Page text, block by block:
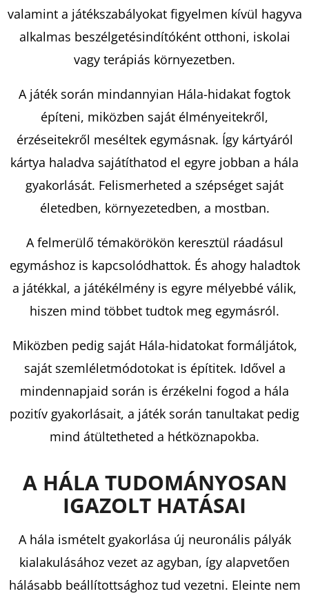
valamint a játékszabályokat figyelmen kívül hagyva
alkalmas beszélgetésindítóként otthoni, iskolai
vagy terápiás környezetben.
A játék során mindannyian Hála-hidakat fogtok
építeni, miközben saját élményeitekről,
érzéseitekről meséltek egymásnak. Így kártyáról
kártya haladva sajátíthatod el egyre jobban a hála
gyakorlását. Felismerheted a szépséget saját
életedben, környezetedben, a mostban.
A felmerülő témakörökön keresztül ráadásul
egymáshoz is kapcsolódhattok. És ahogy haladtok
a játékkal, a játékélmény is egyre mélyebbé válik,
hiszen mind többet tudtok meg egymásról.
Miközben pedig saját Hála-hidatokat formáljátok,
saját szemléletmódotokat is építitek. Idővel a
mindennapjaid során is érzékelni fogod a hála
pozitív gyakorlásait, a játék során tanultakat pedig
mind átültetheted a hétköznapokba.
A HÁLA TUDOMÁNYOSAN
IGAZOLT HATÁSAI
A hála ismételt gyakorlása új neuronális pályák
kialakulásához vezet az agyban, így alapvetően
hálásabb beállítottsághoz tud vezetni. Eleinte nem